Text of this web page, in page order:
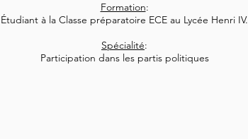
Formation:
Étudiant à la Classe préparatoire ECE au Lycée Henri IV.
Spécialité:
Participation dans les partis politiques